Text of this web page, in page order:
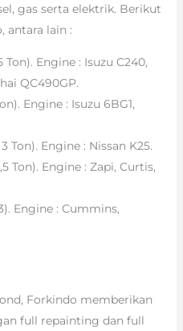
gas serta elektrik. Berikut
antara lain :
Engine : Isuzu C240,
QC490GP.
Engine : Isuzu 6BG1,
Ton). Engine : Nissan K25.
Ton). Engine : Zapi, Curtis,
Engine : Cummins,
Forkindo memberikan
full repainting dan full